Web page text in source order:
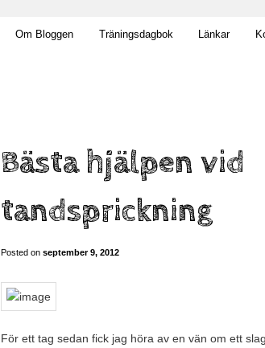
Om Bloggen Träningsdagbok Länkar
Bästa hjälpen vid
tandsprickning
Posted on september 9, 2012
För ett tag sedan fick jag höra av en vän om ett